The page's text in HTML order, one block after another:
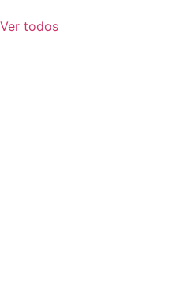
Ver todos